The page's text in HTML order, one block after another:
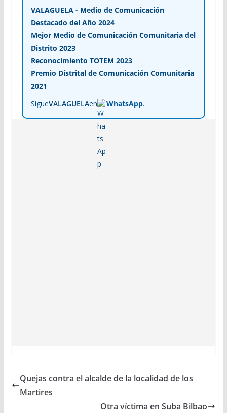
VALAGUELA - Medio de Comunicación
Destacado del Año 2024
Mejor Medio de Comunicación Comunitaria del
Distrito 2023
Reconocimiento TOTEM 2023
Premio Distrital de Comunicación Comunitaria
2021
SigueVALAGUELAen WhatsApp.
Quejas contra el alcalde de la localidad de los
Martires
Otra víctima en Suba Bilbao